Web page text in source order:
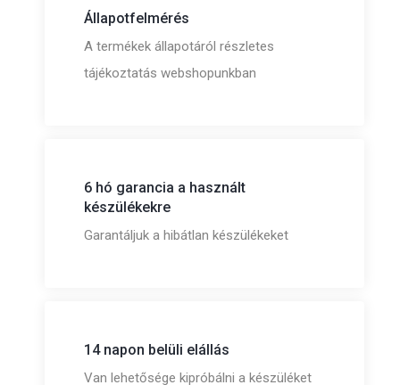
Állapotfelmérés
A termékek állapotáról részletes
tájékoztatás webshopunkban
6 hó garancia a használt
készülékekre
Garantáljuk a hibátlan készülékeket
14 napon belüli elállás
Van lehetősége kipróbálni a készüléket